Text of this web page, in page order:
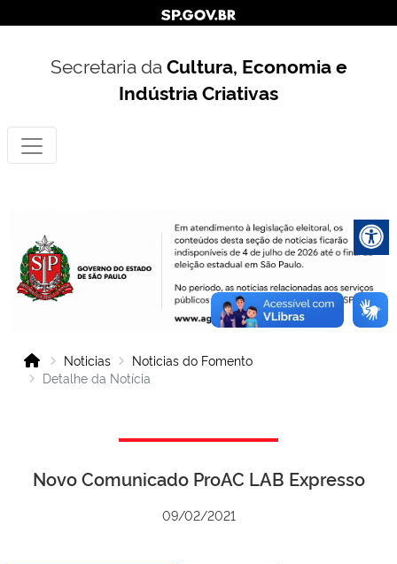
Secretaria daCultura, Economia e
Indústria Criativas
Noticias
Noticias do Fomento
Detalhe da Notícia
Novo Comunicado ProAC LAB Expresso
09/02/2021